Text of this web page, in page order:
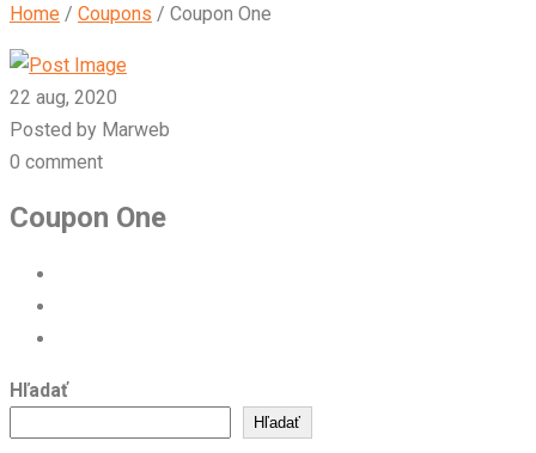
Home / Coupons / Coupon One
22 aug, 2020
Posted by Marweb
0 comment
Coupon One
Hľadať
Hľadať